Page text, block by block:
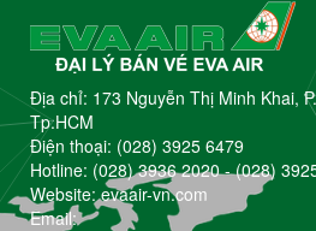
Địa chỉ: 173 Nguyễn Thị Minh Khai,
Tp.HCM
Điện thoại: (028) 3925 6479
Hotline: (028) 3936 2020-(028)
Website: evaair-vn.com
Email: